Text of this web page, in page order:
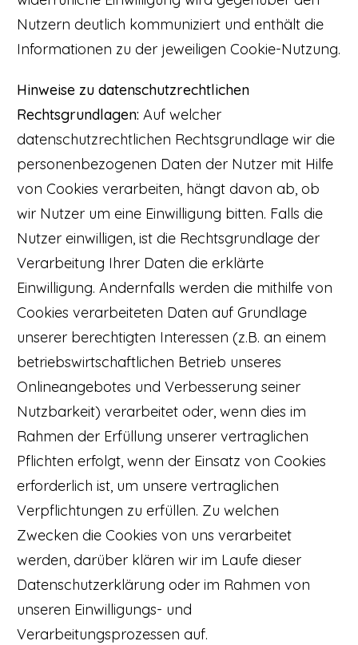
Nutzern deutlich kommuniziert und enthält die
Informationen zu der jeweiligen Cookie-Nutzung.
Hinweise zu datenschutzrechtlichen
Rechtsgrundlagen: Auf welcher
datenschutzrechtlichen Rechtsgrundlage wir die
personenbezogenen Daten der Nutzer mit Hilfe
von Cookies verarbeiten, hängt davon ab, ob
wir Nutzer um eine Einwilligung bitten. Falls die
Nutzer einwilligen, ist die Rechtsgrundlage der
Verarbeitung Ihrer Daten die erklärte
Einwilligung. Andernfalls werden die mithilfe von
Cookies verarbeiteten Daten auf Grundlage
unserer berechtigten Interessen (z.B. an einem
betriebswirtschaftlichen Betrieb unseres
Onlineangebotes und Verbesserung seiner
Nutzbarkeit) verarbeitet oder, wenn dies im
Rahmen der Erfüllung unserer vertraglichen
Pflichten erfolgt, wenn der Einsatz von Cookies
erforderlich ist, um unsere vertraglichen
Verpflichtungen zu erfüllen. Zu welchen
Zwecken die Cookies von uns verarbeitet
werden, darüber klären wir im Laufe dieser
Datenschutzerklärung oder im Rahmen von
unseren Einwilligungs- und
Verarbeitungsprozessen auf.